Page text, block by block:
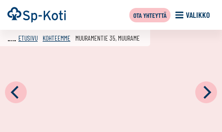
Siirry
sisältöön
Etusivu VALIKKO
OTA YHTEYTTÄ
ETUSIVU KOHTEEMME MUURAMENTIE 35, MUURAME